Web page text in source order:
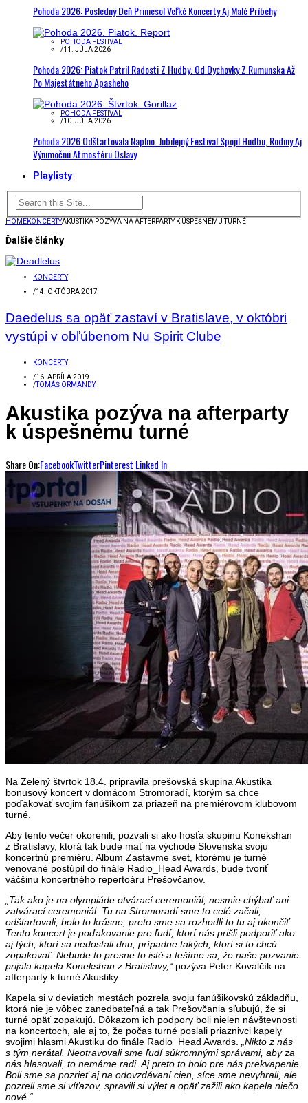
Pohoda 2026: Posledný Deň Priniesol Veľké Koncerty Aj Malé Príbehy
POHODA FESTIVAL
/11. JÚLA 2026
Pohoda 2026: Piatok Patril Radosti Z Hudby. Od Dychovky Z Rumunska Až
Po Majestátneho Apasheho
POHODA FESTIVAL
/10. JÚLA 2026
Pohoda 2026 Odštartovala Naplno. Jubilejný Festival Spojil Hudbu, Rodiny Aj
Výnimočnú Atmosféru Oslavy
Playlisty
HOMEKONCERTYAKUSTIKA POZÝVA NA AFTERPARTY K ÚSPEŠNÉMU TURNÉ
Ďalšie články
KONCERTY
/14. OKTÓBRA 2017
Daedelus sa opäť zastaví v Bratislave, v októbri
vystúpi v obľúbenom Nu Spirit Clube
KONCERTY
/16. APRÍLA 2019
/TOMÁŠ ORMANDY
Akustika pozýva na afterparty
k úspešnému turné
Share On:FacebookTwitterPinterest Linked In
Na Zelený štvrtok 18.4. pripravila prešovská skupina Akustika
bonusový koncert v domácom Stromoradí, ktorým sa chce
poďakovať svojim fanúšikom za priazeň na premiérovom klubovom
turné.
Aby tento večer okorenili, pozvali si ako hosťa skupinu Konekshan
z Bratislavy, ktorá tak bude mať na východe Slovenska svoju
koncertnú premiéru. Album Zastavme svet, ktorému je turné
venované postúpil do finále Radio_Head Awards, bude tvoriť
väčšinu koncertného repertoáru Prešovčanov.
„Tak ako je na olympiáde otvárací ceremoniál, nesmie chýbať ani
zatvárací ceremoniál. Tu na Stromoradí sme to celé začali,
odštartovali, bolo to krásne, preto sme sa rozhodli to tu aj ukončiť.
Tento koncert je poďakovanie pre ľudí, ktorí nás prišli podporiť ako
aj tých, ktorí sa nedostali dnu, prípadne takých, ktorí si to chcú
zopakovať. Nebude to presne to isté a tešíme sa, že naše pozvanie
prijala kapela Konekshan z Bratislavy,“ pozýva Peter Kovalčík na
afterparty k turné Akustiky.
Kapela si v deviatich mestách pozrela svoju fanúšikovskú základňu,
ktorá nie je vôbec zanedbateľná a tak Prešovčania sľubujú, že si
turné opäť zopakujú. Dôkazom ich podpory boli nielen návštevnosti
na koncertoch, ale aj to, že počas turné poslali priaznivci kapely
svojimi hlasmi Akustiku do finále Radio_Head Awards.
„Nikto z nás
s tým nerátal. Neotravovali sme ľudí súkromnými správami, aby za
nás hlasovali, to nemáme radi. Aj preto to bolo pre nás prekvapenie.
Boli sme sa pozrieť aj na odovzdávaní cien, síce sme nevyhrali, ale
pozreli sme si víťazov, spravili si výlet a opäť zažili ako kapela niečo
nové.“